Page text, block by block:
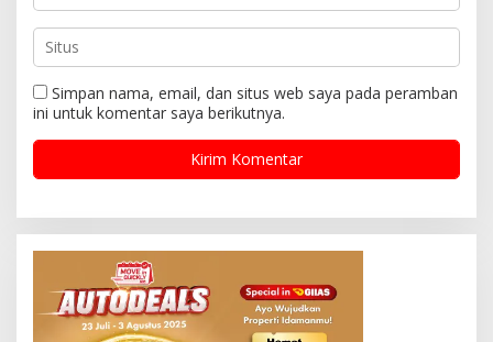
Simpan nama, email, dan situs web saya pada peramban
ini untuk komentar saya berikutnya.